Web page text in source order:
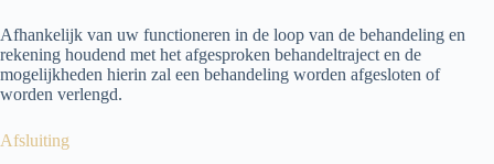
Afhankelijk van uw functioneren in de loop van de behandeling en
rekening houdend met het afgesproken behandeltraject en de
mogelijkheden hierin zal een behandeling worden afgesloten of
worden verlengd.
Afsluiting